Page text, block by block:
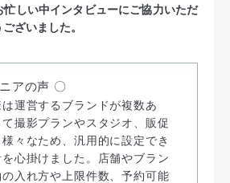
忙しい中インタビューにご協力いただ
ざいました。
アの声 〇
運営するブランドが複数あ
撮影プランやスタジオ、販促
々なため、汎用的に設定でき
心掛けました。店舗やブラン
の入れ方や上限件数、予約可能